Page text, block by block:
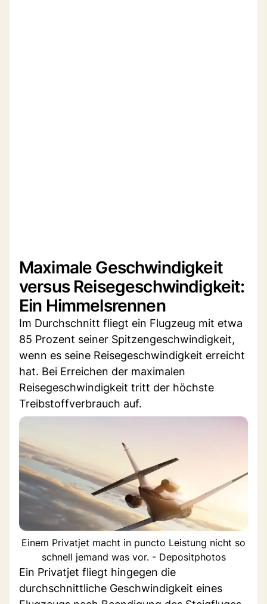
Maximale Geschwindigkeit
versus Reisegeschwindigkeit:
Ein Himmelsrennen
Im Durchschnitt fliegt ein Flugzeug mit etwa
85 Prozent seiner Spitzengeschwindigkeit,
wenn es seine Reisegeschwindigkeit erreicht
hat. Bei Erreichen der maximalen
Reisegeschwindigkeit tritt der höchste
Treibstoffverbrauch auf.
Einem Privatjet macht in puncto Leistung nicht so
schnell jemand was vor. - Depositphotos
Ein Privatjet fliegt hingegen die
durchschnittliche Geschwindigkeit eines